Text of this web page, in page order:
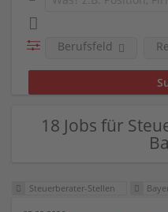
Berufsfeld
18 Jobs für
Steuerberater-Stellen